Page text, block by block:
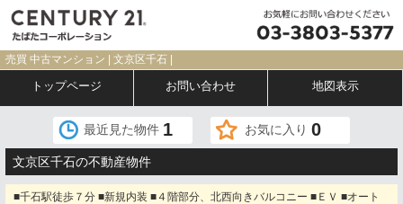
売買 中古マンション | 文京区千石 |
トップページ お問い合わせ 地図表示
最近見た物件 1 お気に入り 0
文京区千石の不動産物件
■千石駅徒歩７分 ■新規内装 ■４階部分、北西向きバルコニー ■ＥＶ ■オート